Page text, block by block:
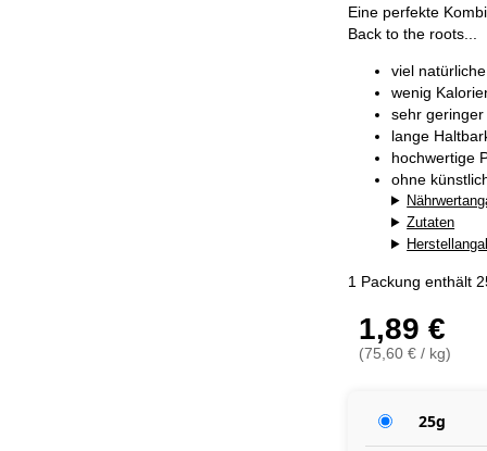
Eine perfekte
Back to the roots...
viel
wenig
sehr
lange
hochwertige
ohne
Zutaten
1 Packung enthält
1,89 €
(75,60 € / kg)
25g